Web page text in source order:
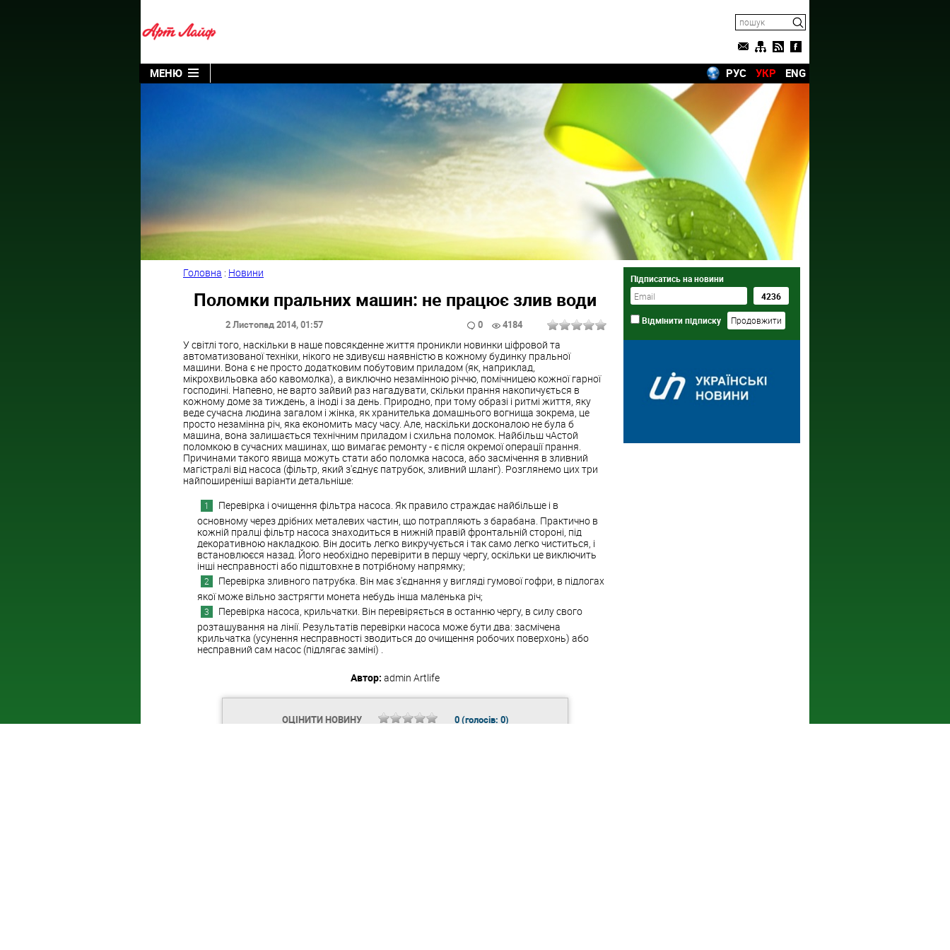
МЕНЮ РУС УКР ENG
Головна : Новини
Поломки пральних машин: не працює злив води
2 Листопад 2014, 01:57 0 4184
У світлі того, наскільки в наше повсякденне життя проникли новинки ціфровой та
автоматизованої техніки, нікого не здивуєш наявністю в кожному будинку пральної
машини. Вона є не просто додатковим побутовим приладом (як, наприклад,
мікрохвильовка або кавомолка), а виключно незамінною річчю, помічницею кожної гарної
господині. Напевно, не варто зайвий раз нагадувати, скільки прання накопичується в
кожному доме за тиждень, а іноді і за день. Природно, при тому образі і ритмі життя, яку
веде сучасна людина загалом і жінка, як хранителька домашнього вогнища зокрема, це
просто незамінна річ, яка економить масу часу. Але, наскільки досконалою не була б
машина, вона залишається технічним приладом і схильна поломок. Найбільш чАстой
поломкою в сучасних машинах, що вимагає ремонту - є після окремої операції прання.
Причинами такого явища можуть стати або поломка насоса, або засмічення в зливний
магістралі від насоса (фільтр, який з'єднує патрубок, зливний шланг). Розглянемо цих три
найпоширеніші варіанти детальніше:
Перевірка і очищення фільтра насоса. Як правило страждає найбільше і в
основному через дрібних металевих частин, що потрапляють з барабана. Практично в
кожній пралці фільтр насоса знаходиться в нижній правій фронтальній стороні, під
декоративною накладкою. Він досить легко викручується і так само легко чиститься, і
встановлюєся назад. Його необхідно перевірити в першу чергу, оскільки це виключить
інші несправності або підштовхне в потрібному напрямку;
Перевірка зливного патрубка. Він має з'єднання у вигляді гумової гофри, в підлогах
якої може вільно застрягти монета небудь інша маленька річ;
Перевірка насоса, крильчатки. Він перевіряється в останню чергу, в силу свого
розташування на лінії. Результатів перевірки насоса може бути два: засмічена
крильчатка (усунення несправності зводиться до очищення робочих поверхонь) або
несправний сам насос (підлягає заміні) .
Автор: admin Artlife
ОЦІНИТИ НОВИНУ 0(голосів: 0)
Підписатись на новини
Відмінити підписку